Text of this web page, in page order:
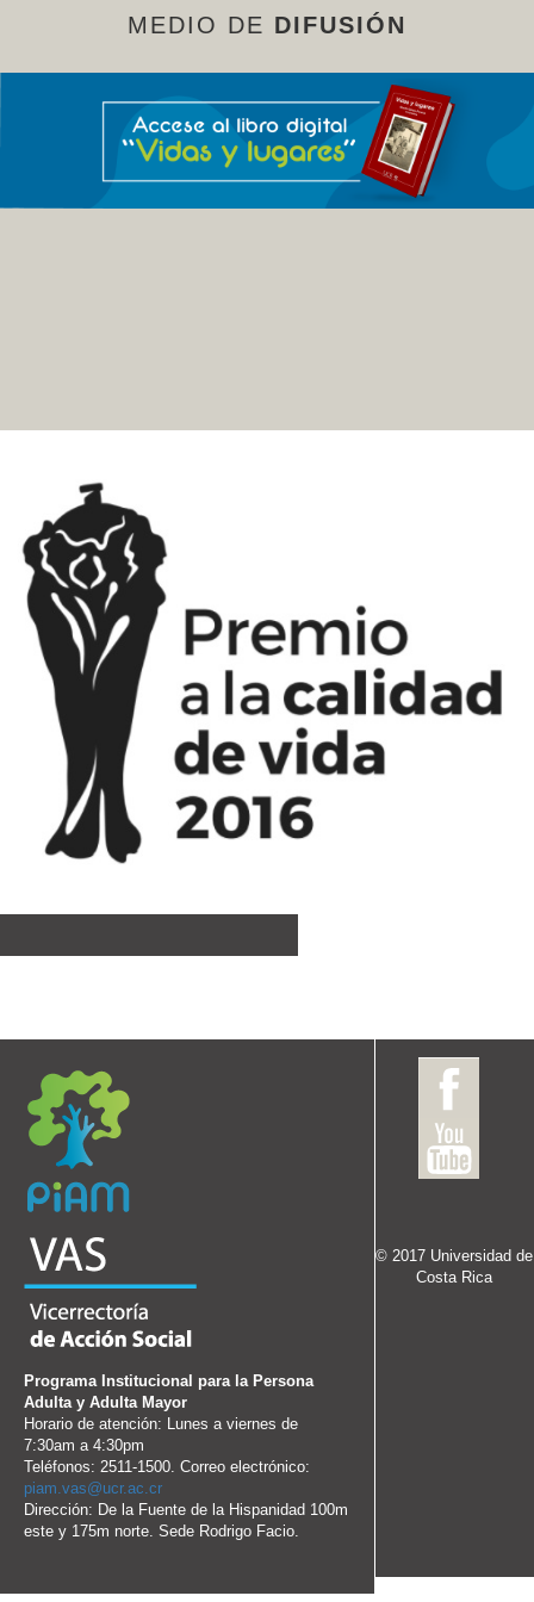
MEDIO DE DIFUSIÓN
Programa Institucional para la Persona
Adulta y Adulta Mayor
Horario de atención: Lunes a viernes de
7:30am a 4:30pm
Teléfonos: 2511-1500. Correo electrónico:
piam.vas@ucr.ac.cr
Dirección: De la Fuente de la Hispanidad 100m
este y 175m norte. Sede Rodrigo Facio.
© 2017 Universidad de
Costa Rica